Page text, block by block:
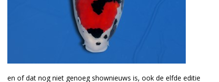
en of dat nog niet genoeg shownieuws is, ook de elfde editie